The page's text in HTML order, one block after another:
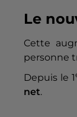
Le
Cette
personne
Depuis le 1
net.